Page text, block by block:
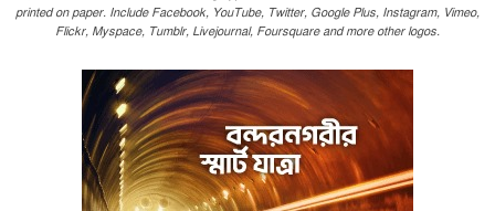
printed on paper. Include Facebook, YouTube, Twitter, Google Plus, Instagram, Vimeo,
Flickr, Myspace, Tumblr, Livejournal, Foursquare and more other logos.